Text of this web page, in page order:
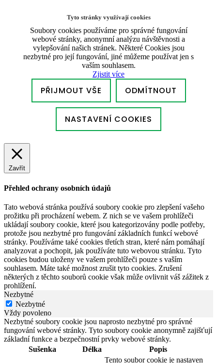
Tyto stránky využívají cookies
Soubory cookies používáme pro správné fungování
webové stránky, anonymní analýzu návštěvnosti a
vylepšování našich stránek. Některé Cookies jsou
nezbytné pro její fungování, jiné můžeme používat jen s
vaším souhlasem.
Zjistit více
PŘIJMOUT VŠE ODMÍTNOUT
NASTAVENÍ COOKIES
Zavřít
Přehled ochrany osobních údajů
Tato webová stránka používá soubory cookie pro zlepšení vašeho
prožitku při procházení webem. Z nich se ve vašem prohlížeči
ukládají soubory cookie, které jsou kategorizovány podle potřeby,
protože jsou nezbytné pro fungování základních funkcí webové
stránky. Používáme také cookies třetích stran, které nám pomáhají
analyzovat a pochopit, jak používáte tuto webovou stránku. Tyto
cookies budou uloženy ve vašem prohlížeči pouze s vaším
souhlasem. Máte také možnost zrušit tyto cookies. Zrušení
některých z těchto souborů cookie však může ovlivnit váš zážitek z
prohlížení.
Nezbytné
Nezbytné
Vždy povoleno
Nezbytné soubory cookie jsou naprosto nezbytné pro správné
fungování webové stránky. Tyto soubory cookie anonymně zajišťují
základní funkce a bezpečnostní prvky webové stránky.
Sušenka
Délka
Popis
Tento soubor cookie je nastaven